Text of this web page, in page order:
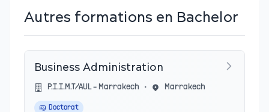
Autres formations en Bachelor
Business Administration
P.I.I.M.T/AUL - Marrakech • Marrakech
Doctorat